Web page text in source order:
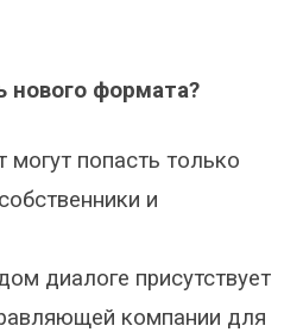
нового формата?
могут попасть только
и
диалоге присутствует
компании для